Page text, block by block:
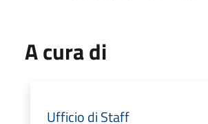
A cura di
Ufficio di Staff